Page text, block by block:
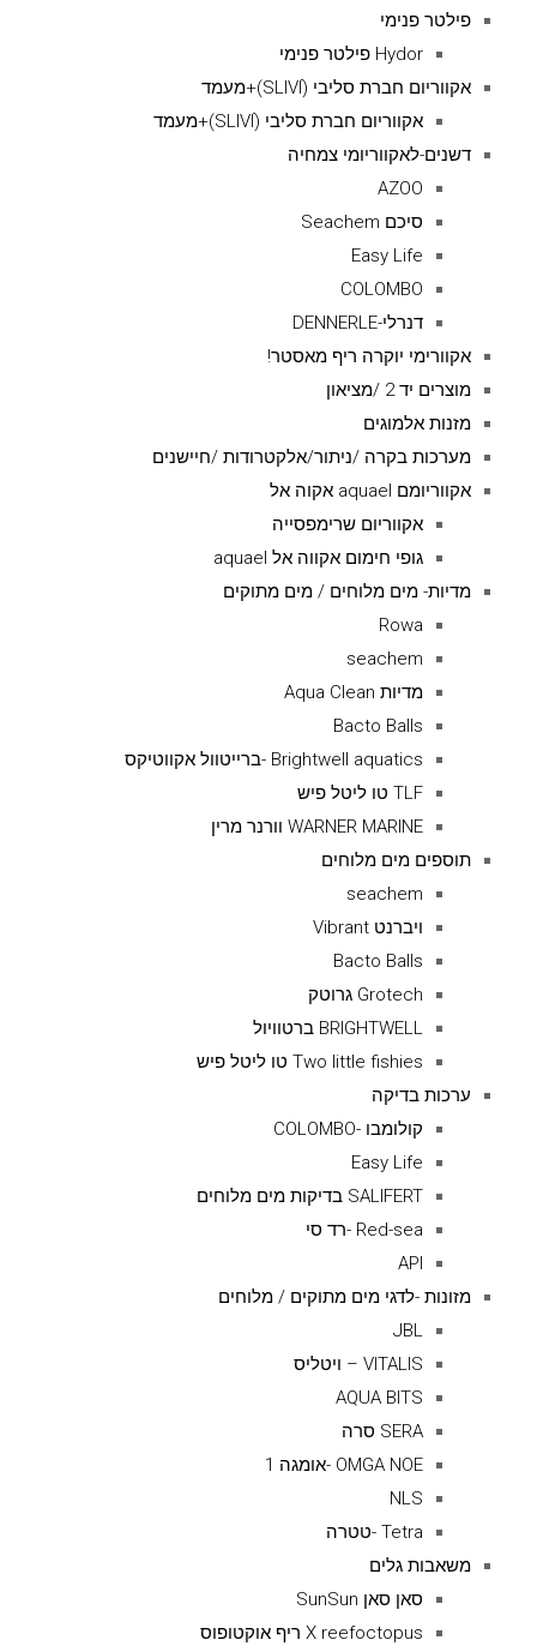
פילטר פנימי
Hydor פילטר פנימי
אקווריום חברת סליבי (SLIVIׂׂ)+מעמד
אקווריום חברת סליבי (SLIVIׂׂ)+מעמד
דשנים-לאקווריומי צמחיה
AZOO
סיכם Seachem
Easy Life
COLOMBO
דנרלי-DENNERLE
אקוורימי יוקרה ריף מאסטר!
מוצרים יד 2 /מציאון
מזנות אלמוגים
מערכות בקרה /ניתור/אלקטרודות /חיישנים
אקווריומם aquael אקוה אל
אקווריום שרימפסייה
גופי חימום אקווה אל aquael
מדיות- מים מלוחים / מים מתוקים
Rowa
seachem
מדיות Aqua Clean
Bacto Balls
Brightwell aquatics -ברייטוול אקווטיקס
TLF טו ליטל פיש
WARNER MARINE וורנר מרין
תוספים מים מלוחים
seachem
ויברנט Vibrant
Bacto Balls
Grotech גרוטק
BRIGHTWELL ברטוויול
Two little fishies טו ליטל פיש
ערכות בדיקה
קולומבו -COLOMBO
Easy Life
SALIFERT בדיקות מים מלוחים
Red-sea -רד סי
API
מזונות -לדגי מים מתוקים / מלוחים
JBL
VITALIS – ויטליס
AQUA BITS
SERA סרה
OMGA NOE -אומגה 1
NLS
Tetra -טטרה
משאבות גלים
סאן סאן SunSun
X reefoctopus ריף אוקטופוס